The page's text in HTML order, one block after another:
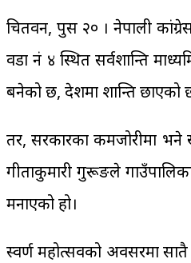
चितवन, पुस २० । नेपाली
वडा नं ४ स्थित सर्वशान्ति
बनेको छ, देशमा शान्ति छाएको
तर, सरकारका कमजोरीमा भने
गीताकुमारी गुरूङले
मनाएको हो।
स्वर्ण महोत्सवको अवसरमा सातै